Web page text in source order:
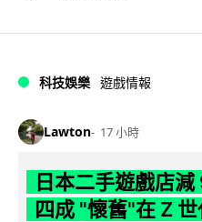
科技娛樂 遊戲情報
Lawton 17 小時
日本二手遊戲店
四成 "懷舊"在 Z